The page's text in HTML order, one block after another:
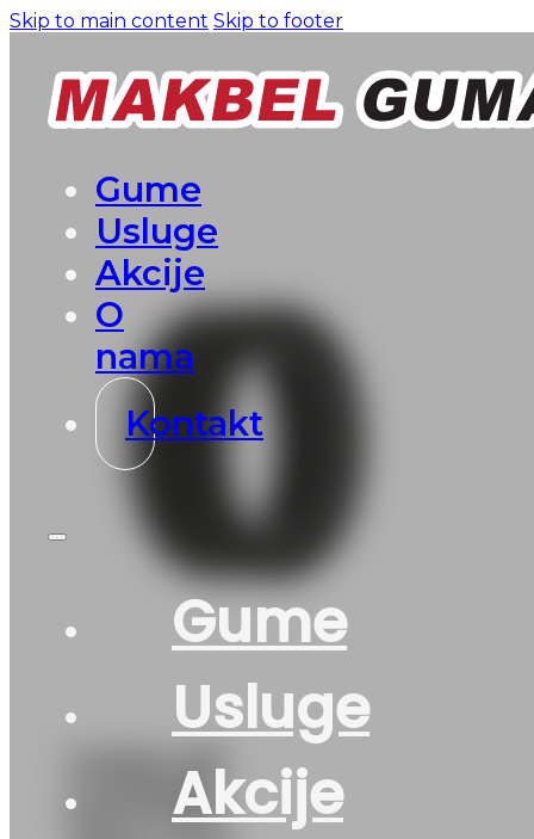
Skip to main content Skip to footer
Gume
Usluge
Akcije
O
nama
Kontakt
Gume
Usluge
Akcije
GUMA Z/P
LAUFENN